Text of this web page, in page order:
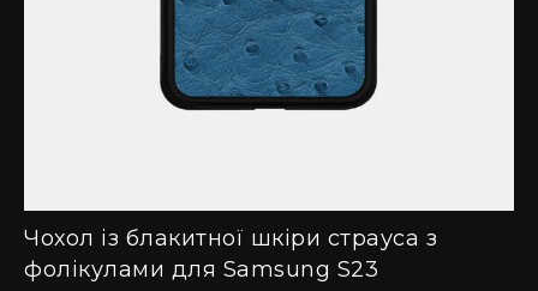
Чохол із блакитної шкіри страуса з
фолікулами для Samsung S23